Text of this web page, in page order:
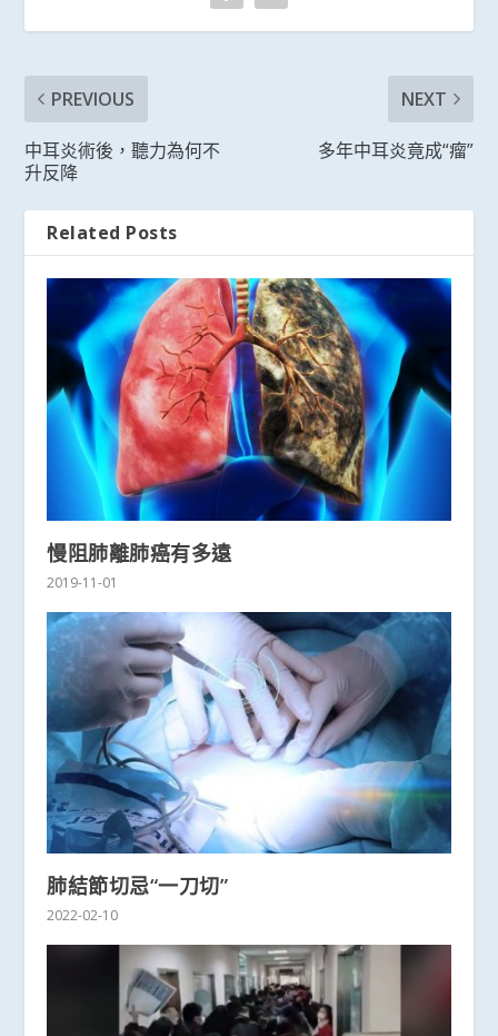
PREVIOUS
中耳炎術後，聽力為何不
升反降
NEXT
多年中耳炎竟成“瘤”
Related Posts
慢阻肺離肺癌有多遠
2019-11-01
肺結節切忌“一刀切”
2022-02-10